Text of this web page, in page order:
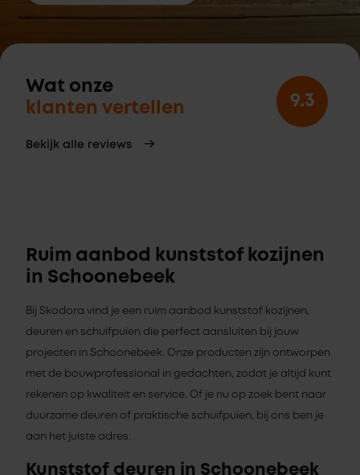
Wat onze
klanten vertellen
Bekijk alle reviews
9.3
Ruim aanbod kunststof kozijnen
in Schoonebeek
Bij Skodora vind je een ruim aanbod kunststof kozijnen,
deuren en schuifpuien die perfect aansluiten bij jouw
projecten in Schoonebeek. Onze producten zijn ontworpen
met de bouwprofessional in gedachten, zodat je altijd kunt
rekenen op kwaliteit en service. Of je nu op zoek bent naar
duurzame deuren of praktische schuifpuien, bij ons ben je
aan het juiste adres.
Kunststof deuren in Schoonebeek